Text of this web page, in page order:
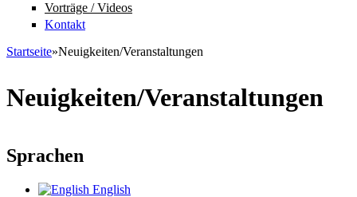
Vorträge / Videos
Kontakt
Startseite»Neuigkeiten/Veranstaltungen
Neuigkeiten/Veranstaltungen
Sprachen
English